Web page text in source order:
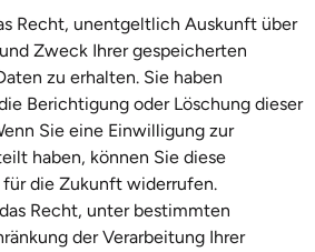
Recht, unentgeltlich Auskunft über
Zweck Ihrer gespeicherten
zu erhalten. Sie haben
Berichtigung oder Löschung dieser
Sie eine Einwilligung zur
haben, können Sie diese
die Zukunft widerrufen.
Recht, unter bestimmten
der Verarbeitung Ihrer